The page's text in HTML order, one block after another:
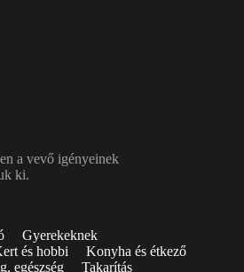
a vevő igényeinek
ki.
Gyerekeknek
és hobbi
Konyha és étkező
egészség Takarítás